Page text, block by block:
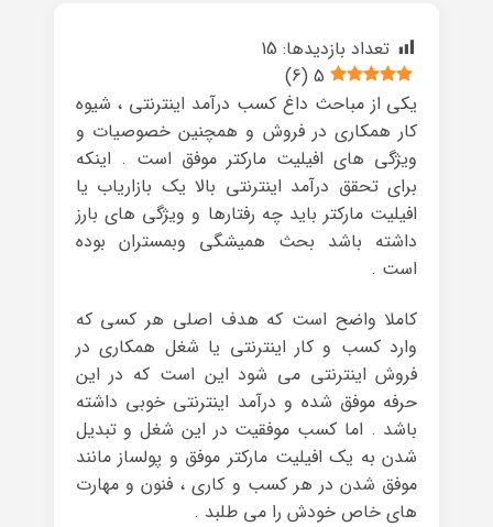
تعداد بازدیدها: 15
5
(
6
)
یکی از مباحث داغ کسب درآمد اینترنتی ، شیوه
کار همکاری در فروش و همچنین خصوصیات و
ویژگی های افیلیت مارکتر موفق است . اینکه
برای تحقق درآمد اینترنتی بالا یک بازاریاب یا
افیلیت مارکتر باید چه رفتارها و ویژگی های بارز
داشته باشد بحث همیشگی وبمستران بوده
است .
کاملا واضح است که هدف اصلی هر کسی که
وارد کسب و کار اینترنتی یا شغل همکاری در
فروش اینترنتی می شود این است که در این
حرفه موفق شده و درآمد اینترنتی خوبی داشته
باشد . اما کسب موفقیت در این شغل و تبدیل
شدن به یک افیلیت مارکتر موفق و پولساز مانند
موفق شدن در هر کسب و کاری ، فنون و مهارت
های خاص خودش را می طلبد .